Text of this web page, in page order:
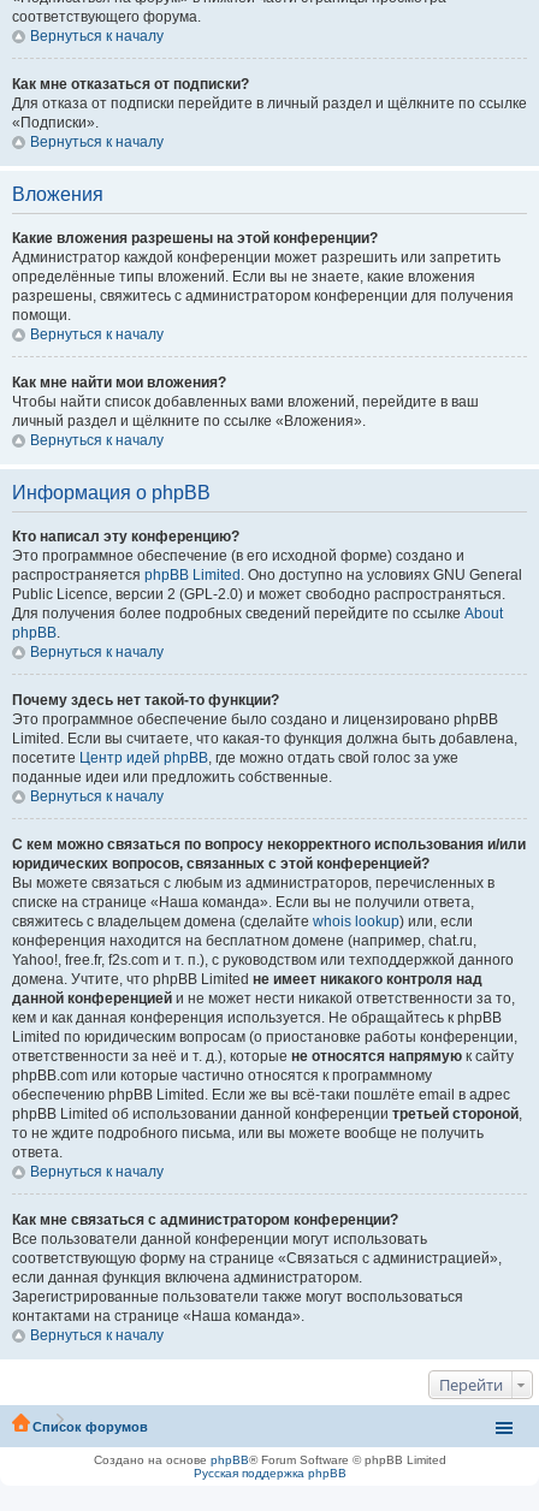
соответствующего форума.
Вернуться к началу
Как мне отказаться от подписки?
Для отказа от подписки перейдите в личный раздел и щёлкните по ссылке
«Подписки».
Вернуться к началу
Вложения
Какие вложения разрешены на этой конференции?
Администратор каждой конференции может разрешить или запретить
определённые типы вложений. Если вы не знаете, какие вложения
разрешены, свяжитесь с администратором конференции для получения
помощи.
Вернуться к началу
Как мне найти мои вложения?
Чтобы найти список добавленных вами вложений, перейдите в ваш
личный раздел и щёлкните по ссылке «Вложения».
Вернуться к началу
Информация о phpBB
Кто написал эту конференцию?
Это программное обеспечение (в его исходной форме) создано и
распространяется phpBB Limited . Оно доступно на условиях GNU General
Public Licence, версии 2 (GPL-2.0) и может свободно распространяться.
Для получения более подробных сведений перейдите по ссылке About
phpBB.
Вернуться к началу
Почему здесь нет такой-то функции?
Это программное обеспечение было создано и лицензировано phpBB
Limited. Если вы считаете, что какая-то функция должна быть добавлена,
посетите Центр идей phpBB, где можно отдать свой голос за уже
поданные идеи или предложить собственные.
Вернуться к началу
С кем можно связаться по вопросу некорректного использования и/или
юридических вопросов, связанных с этой конференцией?
Вы можете связаться с любым из администраторов, перечисленных в
списке на странице «Наша команда». Если вы не получили ответа,
свяжитесь с владельцем домена (сделайте whois lookup) или, если
конференция находится на бесплатном домене (например, chat.ru,
Yahoo!, free.fr, f2s.com и т. п.), с руководством или техподдержкой данного
домена. Учтите, что phpBB Limited не имеет никакого контроля над
данной конференцией и не может нести никакой ответственности за то,
кем и как данная конференция используется. Не обращайтесь к phpBB
Limited по юридическим вопросам (о приостановке работы конференции,
ответственности за неё и т. д.), которые не относятся напрямую к сайту
phpBB.com или которые частично относятся к программному
обеспечению phpBB Limited. Если же вы всё-таки пошлёте email в адрес
phpBB Limited об использовании данной конференции третьей стороной,
то не ждите подробного письма, или вы можете вообще не получить
ответа.
Вернуться к началу
Как мне связаться с администратором конференции?
Все пользователи данной конференции могут использовать
соответствующую форму на странице «Связаться с администрацией»,
если данная функция включена администратором.
Зарегистрированные пользователи также могут воспользоваться
контактами на странице «Наша команда».
Вернуться к началу
Перейти
Список форумов
Создано на основе phpBB® Forum Software © phpBB Limited
Русская поддержка phpBB